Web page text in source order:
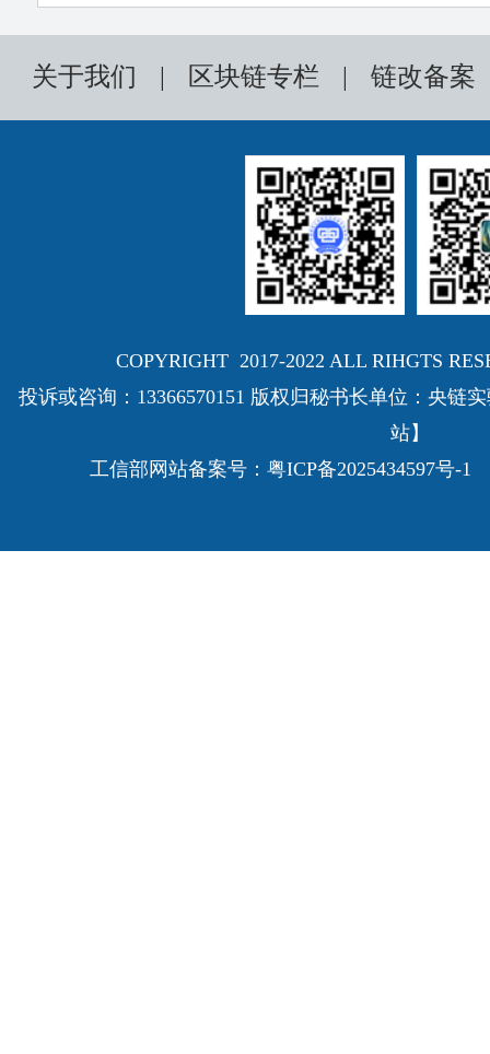
关于我们 区块链专栏 链改备案
COPYRIGHT 2017-2022 ALL RIHGTS
投诉或咨询：13366570151 版权归秘书长单位：央链
站】
工信部网站备案号： 粤ICP备2025434597号-1